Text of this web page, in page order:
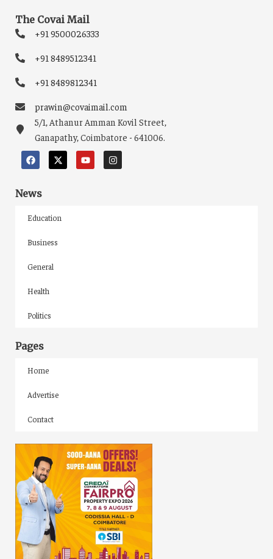
The Covai Mail
+91 9500026333
+91 8489512341
+91 8489812341
prawin@covaimail.com
5/1, Athanur Amman Kovil Street,
Ganapathy, Coimbatore - 641006.
News
Education
Business
General
Health
Politics
Pages
Home
Advertise
Contact